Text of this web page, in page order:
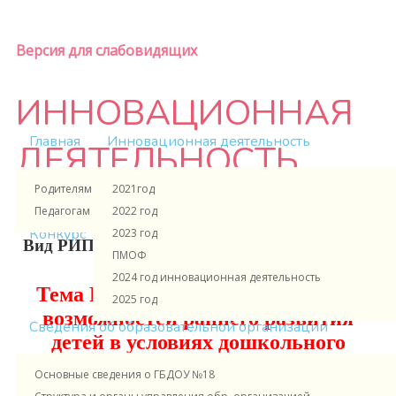
Версия для слабовидящих
Главная
Родителям и ученикам
Педагогам и сотрудникам
Инновационная деятельность
2021год
2022 год
2023 год
ПМОФ
2024 год инновационная деятельность
2025 год
Конкурс
Сведения об образовательной организации
Основные сведения о ГБДОУ №18
ИННОВАЦИОННАЯ
ДЕЯТЕЛЬНОСТЬ
#инновациивобразовании
Вид РИП - Региональная экспериментальная
Тема РИП - «Совершенствование
возможностей раннего развития
детей в условиях дошкольного
образования»